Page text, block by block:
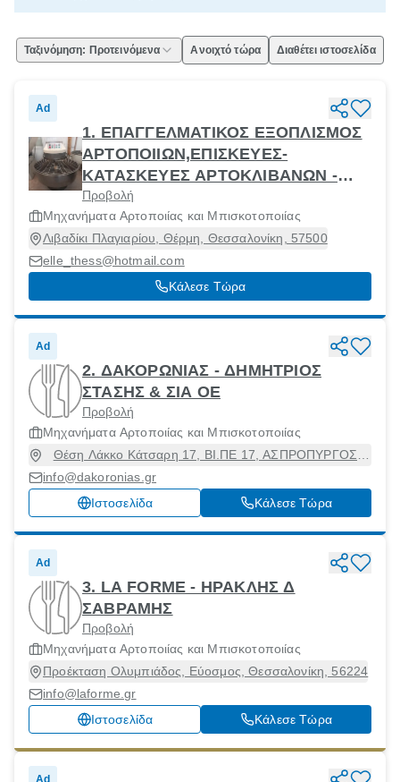
Ταξινόμηση: Προτεινόμενα Ανοιχτό τώρα Διαθέτει ιστοσελίδα
Ad
1. ΕΠΑΓΓΕΛΜΑΤΙΚΟΣ ΕΞΟΠΛΙΣΜΟΣ
ΑΡΤΟΠΟΙΙΩΝ,ΕΠΙΣΚΕΥΕΣ-
ΚΑΤΑΣΚΕΥΕΣ ΑΡΤΟΚΛΙΒΑΝΩΝ -
ΣΠΥΡΙΔΩΝ ΚΑΚΟΥΛΙΔΗΣ
Προβολή
Μηχανήματα Αρτοποιίας και Μπισκοτοποιίας
Λιβαδίκι Πλαγιαρίου, Θέρμη, Θεσσαλονίκη, 57500
elle_thess@hotmail.com
Κάλεσε Τώρα
Ad
2. ΔΑΚΟΡΩΝΙΑΣ - ΔΗΜΗΤΡΙΟΣ
ΣΤΑΣΗΣ & ΣΙΑ ΟΕ
Προβολή
Μηχανήματα Αρτοποιίας και Μπισκοτοποιίας
Θέση Λάκκο Κάτσαρη 17, ΒΙ.ΠΕ 17, ΑΣΠΡΟΠΥΡΓΟΣ,
Ασπρόπυργος, Αττική, 19300
info@dakoronias.gr
Ιστοσελίδα
Κάλεσε Τώρα
Ad
3. LA FORME - ΗΡΑΚΛΗΣ Δ
ΣΑΒΡΑΜΗΣ
Προβολή
Μηχανήματα Αρτοποιίας και Μπισκοτοποιίας
Προέκταση Ολυμπιάδος, Εύοσμος, Θεσσαλονίκη, 56224
info@laforme.gr
Ιστοσελίδα
Κάλεσε Τώρα
Ad